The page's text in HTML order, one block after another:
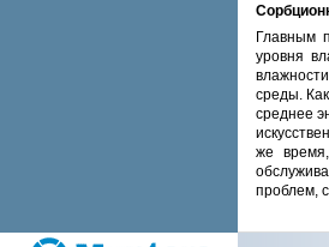
Главным
уровня
среды.
среднее
же
проблем,